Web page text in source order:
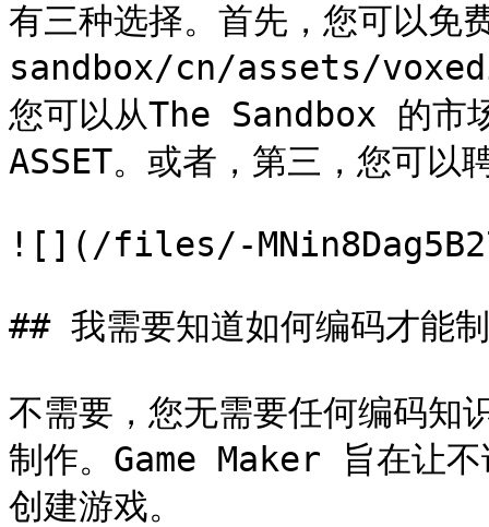
有三种选择。首先，您可
sandbox/cn/assets/
您可以从The Sandbox 的市
ASSET。或者，第三，您可以
![](/files/-
## 我需要知道如何编码才能
不需要，您无需要任何编码
制作。Game Maker 旨在让
创建游戏。